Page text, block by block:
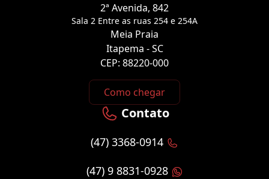
2ª Avenida, 842
Sala 2 Entre as ruas 254 e 254A
Meia Praia
Itapema - SC
CEP: 88220-000
Como chegar
Contato
(47) 3368-0914
(47) 9 8831-0928